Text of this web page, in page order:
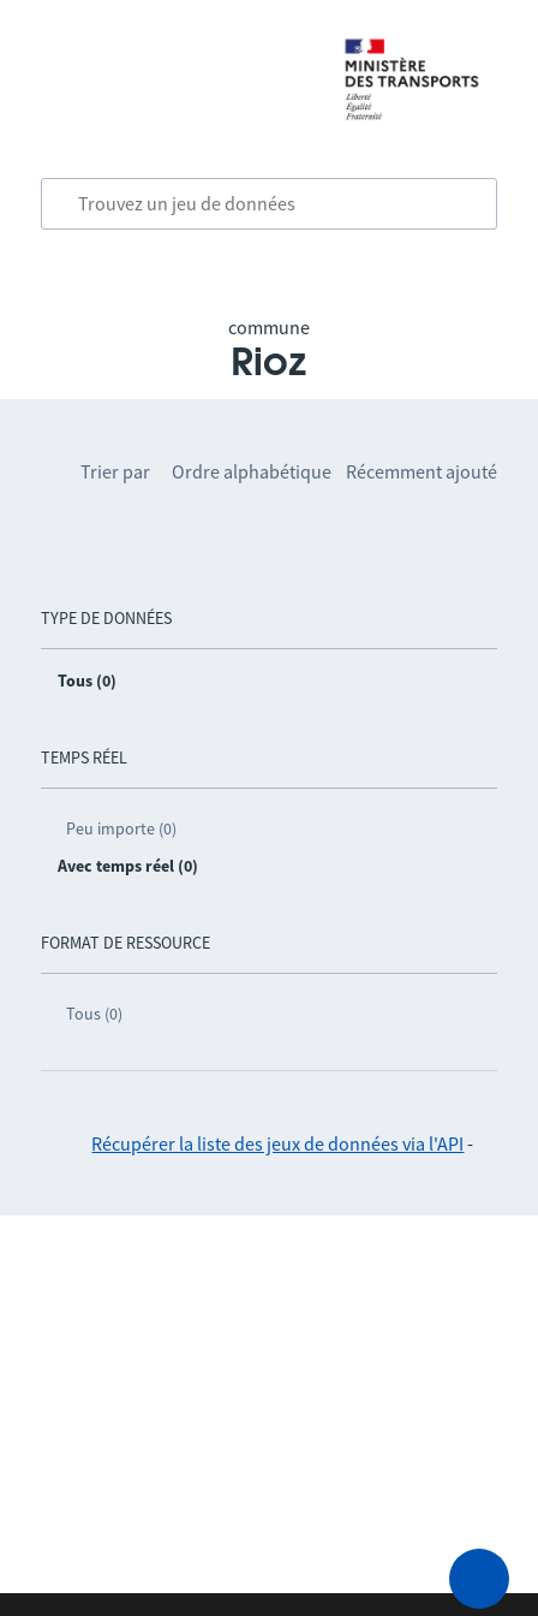
commune
Rioz
TYPE DE DONNÉES
Tous (0)
TEMPS RÉEL
Peu importe (0)
Avec temps réel (0)
FORMAT DE RESSOURCE
Tous (0)
Trier par Ordre alphabétique Récemment ajouté
Récupérer la liste des jeux de données via l'API -